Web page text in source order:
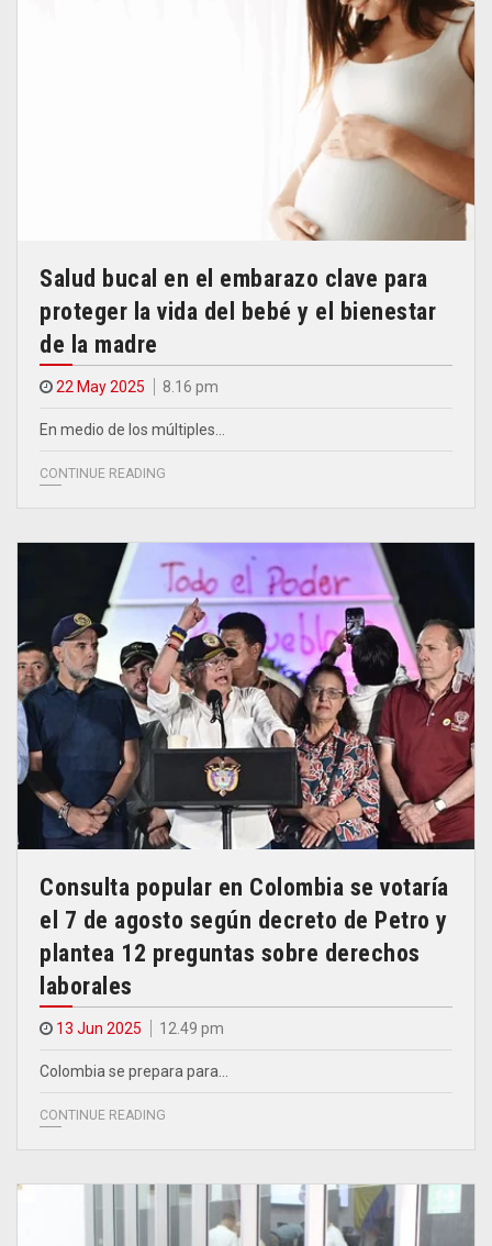
Salud bucal en el embarazo clave para
proteger la vida del bebé y el bienestar
de la madre
22 May 2025 8.16 pm
En medio de los múltiples…
CONTINUE READING
Consulta popular en Colombia se votaría
el 7 de agosto según decreto de Petro y
plantea 12 preguntas sobre derechos
laborales
13 Jun 2025 12.49 pm
Colombia se prepara para…
CONTINUE READING